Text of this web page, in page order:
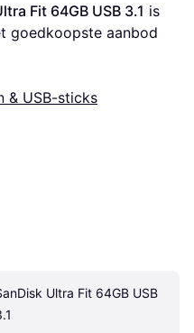
Fit 64GB USB 3.1
goedkoopste aanbod
& USB-sticks
Ultra Fit 64GB USB